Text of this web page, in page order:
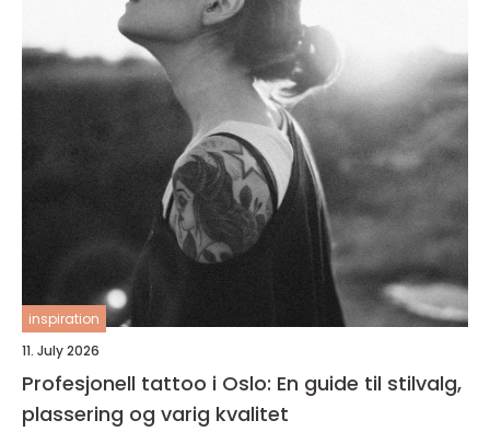
inspiration
11. July 2026
Profesjonell tattoo i Oslo: En guide til stilvalg,
plassering og varig kvalitet